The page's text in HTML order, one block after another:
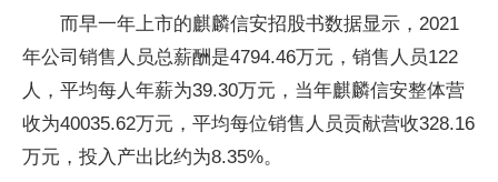
而早一年上市的麒麟信安招股书数据显示，2021
年公司销售人员总薪酬是4794.46万元，销售人员122
人，平均每人年薪为39.30万元，当年麒麟信安整体营
收为40035.62万元，平均每位销售人员贡献营收328.16
万元，投入产出比约为8.35%。